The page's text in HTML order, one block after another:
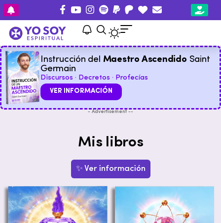
Instrucción del Maestro Ascendido Saint
Germain
Discursos · Decretos · Profecías
VER INFORMACIÓN
- Advertisement --
Mis libros
✨ Ver información